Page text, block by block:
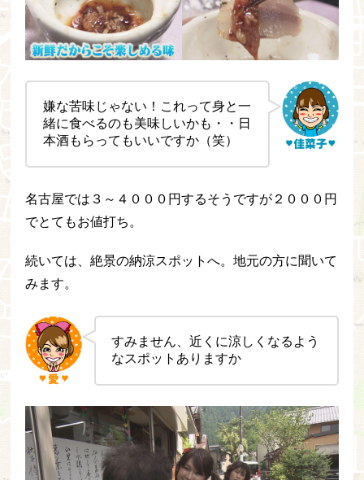
嫌な苦味じゃない！これって身と一
緒に食べるのも美味しいかも・・日
本酒もらってもいいですか（笑）
名古屋では３～４０００円するそうですが２０００円
でとてもお値打ち。
続いては、絶景の納涼スポットへ。地元の方に聞いて
みます。
すみません、近くに涼しくなるよう
なスポットありますか